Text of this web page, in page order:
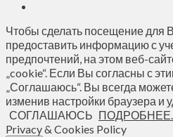
Чтобы сделать посещение для
предоставить информацию с
предпочтений, на этом веб-
„cookie“. Если Вы согласны с
„Соглашаюсь“. Вы всегда
изменив настройки браузера и
СОГЛАШАЮСЬ
Privacy & Cookies Policy